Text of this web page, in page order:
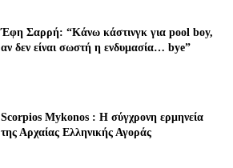
Έφη Σαρρή: “Κάνω κάστινγκ για pool boy,
αν δεν είναι σωστή η ενδυμασία… bye”
Scorpios Mykonos : Η σύγχρονη ερμηνεία
της Αρχαίας Ελληνικής Αγοράς